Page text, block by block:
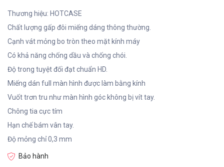
Thương hiệu: HOTCASE
Chất lượng gấp đôi miếng dáng thông thường.
Cạnh vát mỏng bo tròn theo mặt kính máy
Có khả năng chống dầu và chống chói.
Độ trong tuyệt đối đạt chuẩn HD.
Miếng dán full màn hình được làm bằng kính
Vuốt trơn tru như màn hình góc không bị vít tay.
Chông tia cực tím
Hạn chế bám vân tay.
Độ mỏng chỉ 0,3 mm
Bảo hành